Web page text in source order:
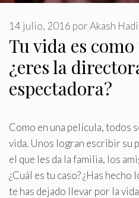
Tu vida es
¿eres la
espectadora?
14 julio, 2016 porAkash
Como en una película, todos
vida. Unos logran escribir su
el que les da la familia, los
¿Cuál es tu caso? ¿Has
te has dejado llevar por la